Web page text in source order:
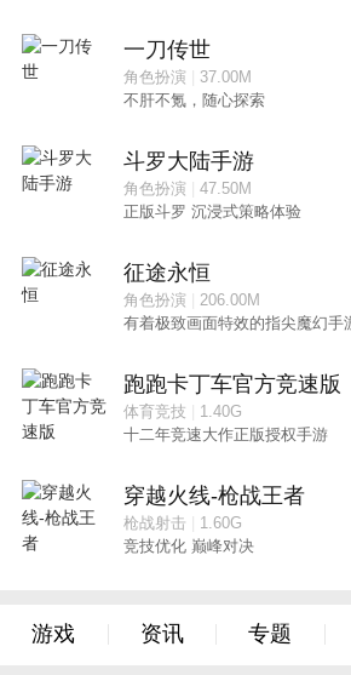
一刀传世
角色扮演| 37.00M
不肝不氪，随心探索
斗罗大陆手游
角色扮演| 47.50M
正版斗罗 沉浸式策略体验
征途永恒
角色扮演| 206.00M
有着极致画面特效的指尖魔幻手
跑跑卡丁车官方竞速版
体育竞技
1.40G
十二年竞速大作正版授权手游
穿越火线-枪战王者
枪战射击
1.60G
竞技优化 巅峰对决
游戏 资讯 专题